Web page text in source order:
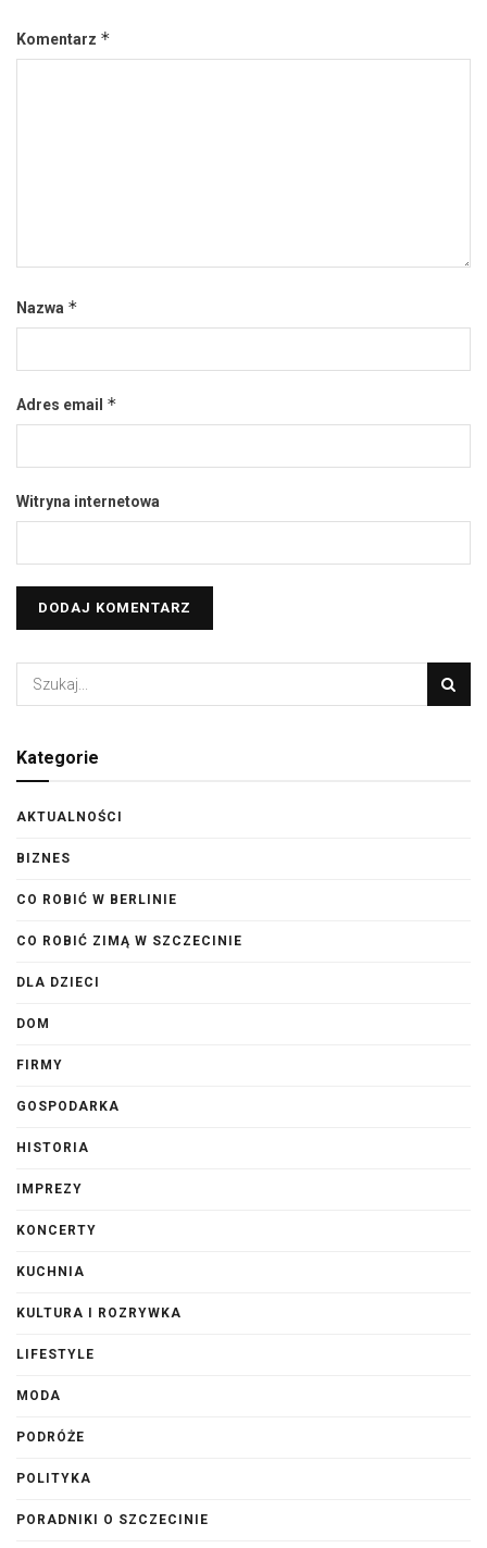
Komentarz *
Nazwa *
Adres email *
Witryna internetowa
Kategorie
AKTUALNOŚCI
BIZNES
CO ROBIĆ W BERLINIE
CO ROBIĆ ZIMĄ W SZCZECINIE
DLA DZIECI
DOM
FIRMY
GOSPODARKA
HISTORIA
IMPREZY
KONCERTY
KUCHNIA
KULTURA I ROZRYWKA
LIFESTYLE
MODA
PODRÓŻE
POLITYKA
PORADNIKI O SZCZECINIE